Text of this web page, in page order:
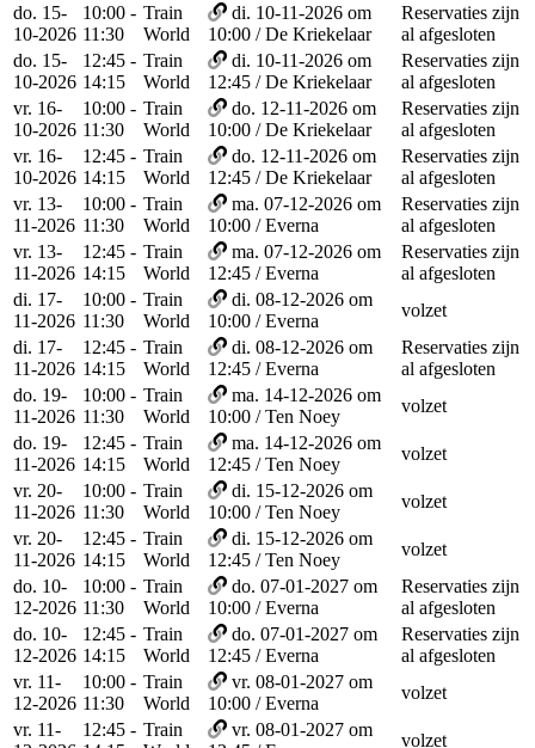
do. 15-
10-2026
10:00 -
11:30
Train
World
di. 10-11-2026 om
10:00 / De Kriekelaar
Reservaties zijn
al afgesloten
do. 15-
10-2026
12:45 -
14:15
Train
World
di. 10-11-2026 om
12:45 / De Kriekelaar
Reservaties zijn
al afgesloten
vr. 16-
10-2026
10:00 -
11:30
Train
World
do. 12-11-2026 om
10:00 / De Kriekelaar
Reservaties zijn
al afgesloten
vr. 16-
10-2026
12:45 -
14:15
Train
World
do. 12-11-2026 om
12:45 / De Kriekelaar
Reservaties zijn
al afgesloten
vr. 13-
11-2026
10:00 -
11:30
Train
World
ma. 07-12-2026 om
10:00 / Everna
Reservaties zijn
al afgesloten
vr. 13-
11-2026
12:45 -
14:15
Train
World
ma. 07-12-2026 om
12:45 / Everna
Reservaties zijn
al afgesloten
di. 17-
11-2026
10:00 -
11:30
Train
World
di. 08-12-2026 om
10:00 / Everna
volzet
di. 17-
11-2026
12:45 -
14:15
Train
World
di. 08-12-2026 om
12:45 / Everna
Reservaties zijn
al afgesloten
do. 19-
11-2026
10:00 -
11:30
Train
World
ma. 14-12-2026 om
10:00 / Ten Noey
volzet
do. 19-
11-2026
12:45 -
14:15
Train
World
ma. 14-12-2026 om
12:45 / Ten Noey
volzet
vr. 20-
11-2026
10:00 -
11:30
Train
World
di. 15-12-2026 om
10:00 / Ten Noey
volzet
vr. 20-
11-2026
12:45 -
14:15
Train
World
di. 15-12-2026 om
12:45 / Ten Noey
volzet
do. 10-
12-2026
10:00 -
11:30
Train
World
do. 07-01-2027 om
10:00 / Everna
Reservaties zijn
al afgesloten
do. 10-
12-2026
12:45 -
14:15
Train
World
do. 07-01-2027 om
12:45 / Everna
Reservaties zijn
al afgesloten
vr. 11-
12-2026
10:00 -
11:30
Train
World
vr. 08-01-2027 om
10:00 / Everna
volzet
vr. 11-
12:45 - Train
vr. 08-01-2027 om
volzet